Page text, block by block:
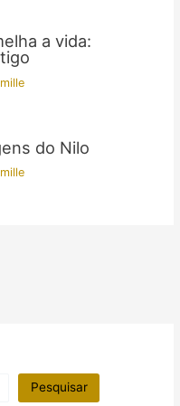
a vida:
do Nilo
Pesquisar